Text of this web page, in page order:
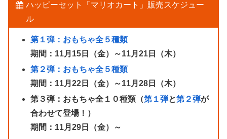
ハッピーセット「マリオカート」販売スケジュー
ル
第１弾：おもちゃ全５種類
期間：11月15日（金）～11月21日（木）
第２弾：おもちゃ全５種類
期間：11月22日（金）～11月28日（木）
第３弾：おもちゃ全１０種類（第１弾と第２弾が
合わせて登場！）
期間：11月29日（金）～